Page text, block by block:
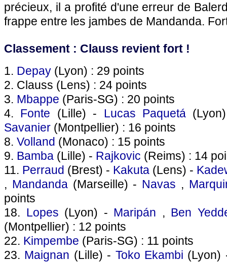
précieux, il a profité d'une erreur de
frappe entre les jambes de Mandanda.
Classement : Clauss revient fort !
1. Depay (Lyon) : 29 points
2. Clauss (Lens) : 24 points
3. Mbappe (Paris-SG) : 20 points
4. Fonte (Lille) - Lucas Paquetá
Savanier (Montpellier) : 16 points
8. Volland (Monaco) : 15 points
9. Bamba (Lille) - Rajkovic (Reims) : 14
11. Perraud (Brest) - Kakuta (Lens) -
, Mandanda(Marseille) - Navas ,
points
18. Lopes (Lyon) - Maripán , Ben
(Montpellier) : 12 points
22. Kimpembe (Paris-SG) : 11 points
23. Maignan (Lille) - Toko Ekambi